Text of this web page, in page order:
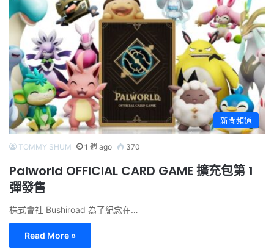
新聞頻道
TOMMY SHUM 1 週 ago 370
Palworld OFFICIAL CARD GAME 擴充包第 1
彈發售
株式會社 Bushiroad 為了紀念在…
Read More »